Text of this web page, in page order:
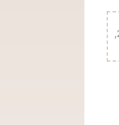
בן-דוד, ח. אזבנד, מ. אביעם, מ. אתר: ‘Synagogues.Kinneret.ac.il’, הקתדרה ע"ש בורנבלום לחקר בתי כנסת עתיקים בארץ ישראל, נדלה בתאריך 08 אוגוסט 2026,